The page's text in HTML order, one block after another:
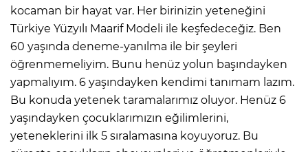
kocaman bir hayat var. Her birinizin yeteneğini
Türkiye Yüzyılı Maarif Modeli ile keşfedeceğiz. Ben
60 yaşında deneme-yanılma ile bir şeyleri
öğrenmemeliyim. Bunu henüz yolun başındayken
yapmalıyım. 6 yaşındayken kendimi tanımam lazım.
Bu konuda yetenek taramalarımız oluyor. Henüz 6
yaşındayken çocuklarımızın eğilimlerini,
yeteneklerini ilk 5 sıralamasına koyuyoruz. Bu